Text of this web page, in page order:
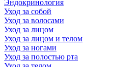
Эндокринология
Уход за собой
Уход за волосами
Уход за лицом
Уход за лицом и телом
Уход за ногами
Уход за полостью рта